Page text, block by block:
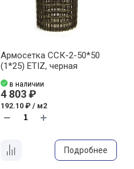
Армосетка ССК-2-50*50
(1*25) ETIZ, черная
в наличии
4 803 ₽
192.10 ₽ / м2
Подробнее